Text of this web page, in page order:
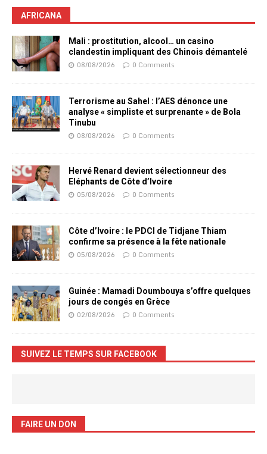
AFRICANA
Mali : prostitution, alcool… un casino
clandestin impliquant des Chinois démantelé
08/08/2026 0 Comments
Terrorisme au Sahel : l’AES dénonce une
analyse « simpliste et surprenante » de Bola
Tinubu
08/08/2026 0 Comments
Hervé Renard devient sélectionneur des
Eléphants de Côte d’Ivoire
05/08/2026 0 Comments
Côte d’Ivoire : le PDCI de Tidjane Thiam
confirme sa présence à la fête nationale
05/08/2026 0 Comments
Guinée : Mamadi Doumbouya s’offre quelques
jours de congés en Grèce
02/08/2026 0 Comments
SUIVEZ LE TEMPS SUR FACEBOOK
FAIRE UN DON